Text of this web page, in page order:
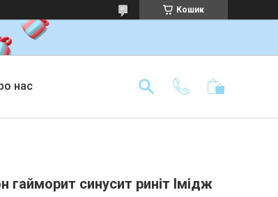
Кошик
нас
гайморит синусит риніт Імідж